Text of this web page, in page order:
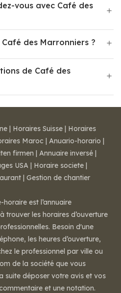
vous avec Café des
des Marronniers ?
de Café des
| Horaires Suisse | Horaires
Maroc | Anuario-horario |
firmen | Annuaire inversé |
USA | Horaire societe |
| Gestion de chantier
est l’annuaire
trouver les horaires d’ouverture
Besoin d'une
les heures d’ouverture,
le professionnel par ville ou
de la société que vous
suite déposer votre avis et vos
et une notation.